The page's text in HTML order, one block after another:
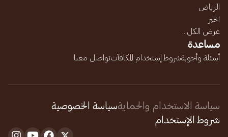
الرياض
الخبر
عرض الكل...
مساعدة
أسئلة وأجوبةشروط إستخدام المكافآتتواصل معنا
سياسة الاستخدام والحمايةسياسة الخصوصية
شروط الإستخدام